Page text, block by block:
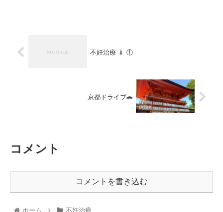
不妊治療 💉 ①
京都ドライブ🚗
コメント
コメントを書き込む
ホーム 不妊治療